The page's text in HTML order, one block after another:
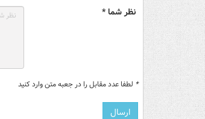
نظر شما *
* لطفا عدد مقابل را در جعبه متن وارد کنید